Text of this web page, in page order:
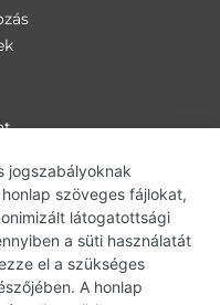
jogszabályoknak
szöveges fájlokat,
látogatottsági
a süti használatát
el a szükséges
A honlap